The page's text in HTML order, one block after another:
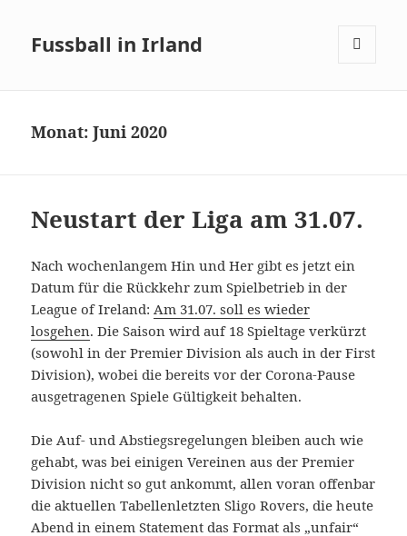
Fussball in Irland
Monat:Juni 2020
Neustart der Liga am 31.07.
Nach wochenlangem Hin und Her gibt es jetzt ein
Datum für die Rückkehr zum Spielbetrieb in der
League of Ireland:Am 31.07. soll es wieder
losgehen. Die Saison wird auf 18 Spieltage verkürzt
(sowohl in der Premier Division als auch in der First
Division), wobei die bereits vor der Corona-Pause
ausgetragenen Spiele Gültigkeit behalten.
Die Auf- und Abstiegsregelungen bleiben auch wie
gehabt, was bei einigen Vereinen aus der Premier
Division nicht so gut ankommt, allen voran offenbar
die aktuellen Tabellenletzten Sligo Rovers, die heute
Abend in einem Statement das Format als „unfair“